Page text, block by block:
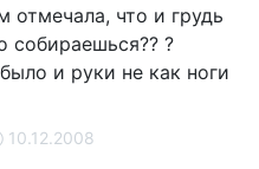
отмечала, что и грудь
собираешься?? ?
и руки не как ноги
10.12.2008